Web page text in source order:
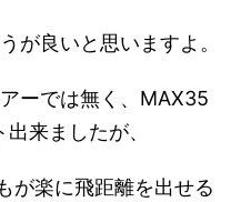
が良いと思いますよ。
ーでは無く、MAX35
来ましたが、
が楽に飛距離を出せる